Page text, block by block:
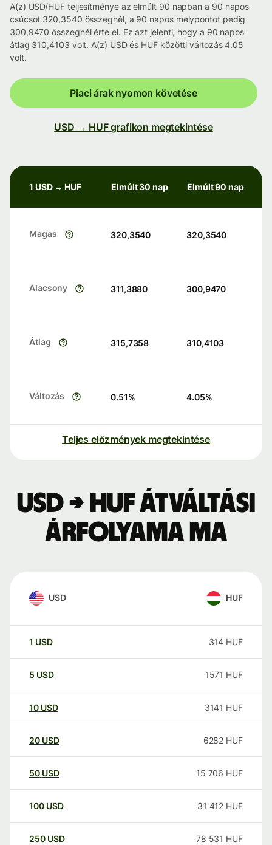
A(z) USD/HUF teljesítménye az elmúlt 90 napban a 90 napos
csúcsot 320,3540 összegnél, a 90 napos mélypontot pedig
300,9470 összegnél érte el. Ez azt jelenti, hogy a 90 napos
átlag 310,4103 volt. A(z) USD és HUF közötti változás 4.05
volt.
Piaci árak nyomon követése
USD → HUF grafikon megtekintése
1 USD → HUF Elmúlt 30 nap Elmúlt 90 nap
Magas 320,3540 320,3540
Alacsony 311,3880 300,9470
Átlag 315,7358 310,4103
Változás 0.51% 4.05%
Teljes előzmények megtekintése
USD → HUF átváltási
árfolyama ma
USD HUF
1 USD 314 HUF
5 USD 1571 HUF
10 USD 3141 HUF
20 USD 6282 HUF
50 USD 15 706 HUF
100 USD 31 412 HUF
250 USD 78 531 HUF